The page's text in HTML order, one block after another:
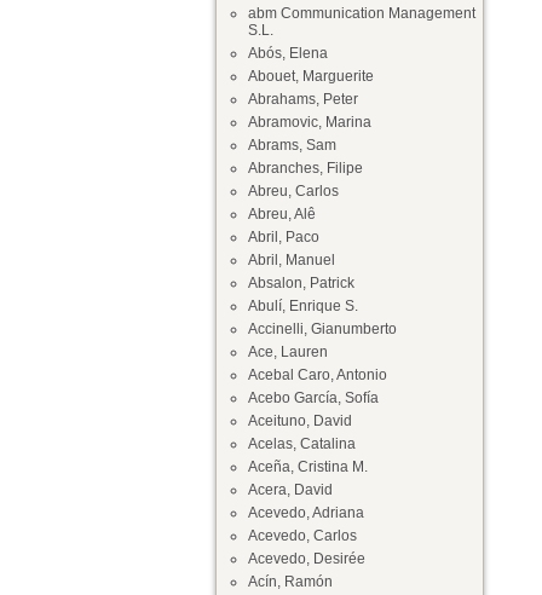
abm Communication Management
S.L.
Abós, Elena
Abouet, Marguerite
Abrahams, Peter
Abramovic, Marina
Abrams, Sam
Abranches, Filipe
Abreu, Carlos
Abreu, Alê
Abril, Paco
Abril, Manuel
Absalon, Patrick
Abulí, Enrique S.
Accinelli, Gianumberto
Ace, Lauren
Acebal Caro, Antonio
Acebo García, Sofía
Aceituno, David
Acelas, Catalina
Aceña, Cristina M.
Acera, David
Acevedo, Adriana
Acevedo, Carlos
Acevedo, Desirée
Acín, Ramón